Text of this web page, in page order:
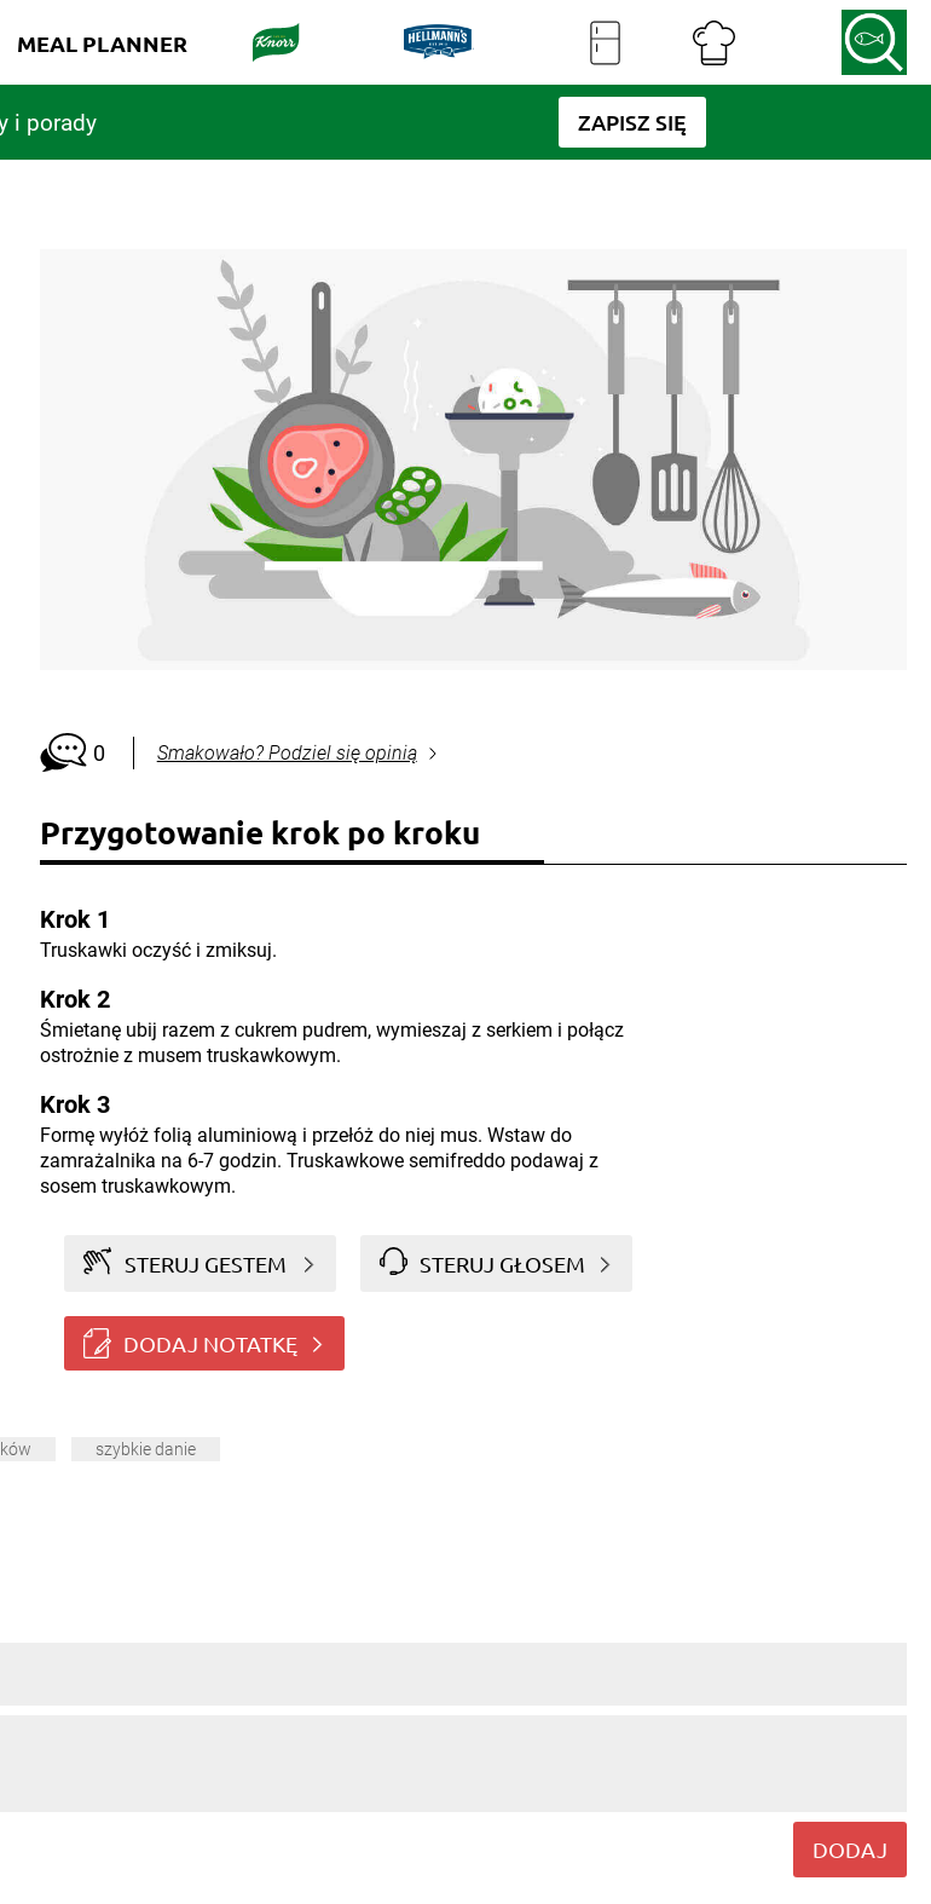
i porady ZAPISZ SIĘ
MEAL PLANNER
0 Smakowało? Podziel się opinią
Przygotowanie krok po kroku
Krok 1
Truskawki oczyść i zmiksuj.
Krok 2
Śmietanę ubij razem z cukrem pudrem, wymieszaj z serkiem i połącz
ostrożnie z musem truskawkowym.
Krok 3
Formę wyłóż folią aluminiową i przełóż do niej mus. Wstaw do
zamrażalnika na 6-7 godzin. Truskawkowe semifreddo podawaj z
sosem truskawkowym.
STERUJ GESTEM STERUJ GŁOSEM
DODAJ NOTATKĘ
szybkie danie
DODAJ